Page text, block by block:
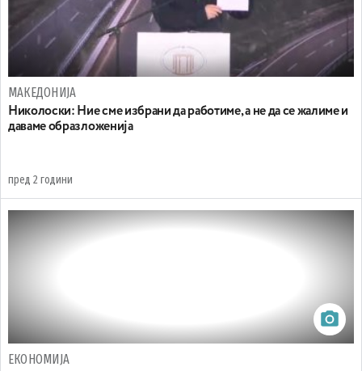
МАКЕДОНИЈА
Николоски: Ние сме избрани да работиме, а не да се жалиме и
даваме образложенија
пред 2 години
ЕКОНОМИЈА